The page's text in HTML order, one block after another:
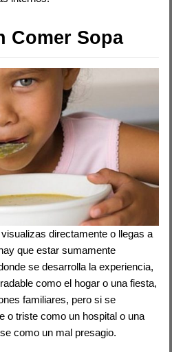
Comer Sopa
directamente o llegas a
que estar sumamente
se desarrolla la experiencia,
como el hogar o una fiesta,
familiares, pero si se
o triste como un hospital o una
como un mal presagio.